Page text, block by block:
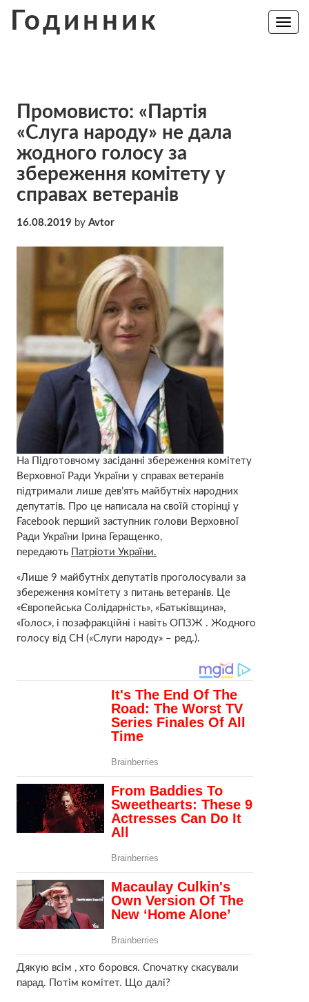
Годинник
Toggle
Промовисто: «Партія
«Слуга народу» не дала
жодного голосу за
збереження комітету у
справах ветеранів
16.08.2019 by Avtor
На Підготовчому засіданні збереження комітету
Верховної Ради України у справах ветеранів
підтримали лише дев’ять майбутніх народних
депутатів. Про це написала на своїй сторінці у
Facebook перший заступник голови Верховної
Ради України Ірина Геращенко,
передають Патріоти України.
«Лише 9 майбутніх депутатів проголосували за
збереження комітету з питань ветеранів. Це
«Європейська Солідарність», «Батьківщина»,
«Голос», і позафракційні і навіть ОПЗЖ . Жодного
голосу від СН («Слуги народу» – ред.).
Дякую всім , хто боровся. Спочатку скасували
парад. Потім комітет. Що далі?